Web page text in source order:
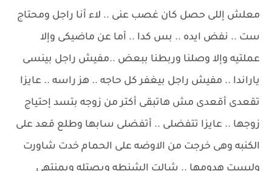
معلش إللى حصل كان غصب عنى .. لاء أنا راجل ومحتاج
ست .. نفض ايده .. بس كدا .. أما عن ماضيكى وإلا
عملتيه وإلا وصلنا وربطنا ببعض ..مفيش راجل بينسى
ياراندا .. مفيش راجل بيغفر كل حاجه .. هز راسه .. عايزا
تقعدى أقعدى مش هاتبقى أكتر من زوجه بتسد إحتياج
زوجها .. عايزا تتفضلى .. أتفضلى سابها وطلع قعد على
الكنبه وهى خرجت من الاوضه على الحمام خدت شاورت
ولبست هدومها .. شالت الشنطه وبصتله وبمنتهى